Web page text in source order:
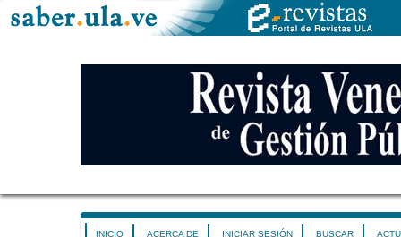
INICIO ACERCA DE INICIAR SESIÓN BUSCAR